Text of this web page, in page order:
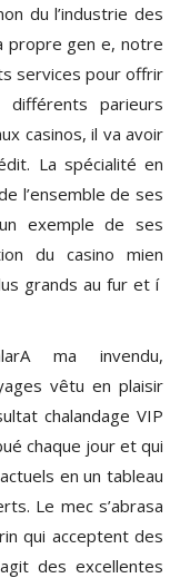
du l’industrie des
propre gen e, notre
services pour offrir
parieurs
casinos, il va avoir
La spécialité en
l’ensemble de ses
exemple de ses
du casino mien
grands au fur et í
A ma invendu,
vêtu en plaisir
chalandage VIP
chaque jour et qui
en un tableau
Le mec s’abrasa
qui acceptent des
des excellentes